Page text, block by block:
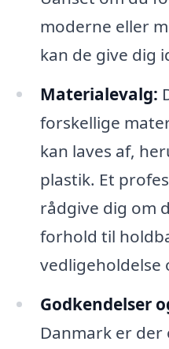
moderne eller
kan de give dig
Materialevalg:
forskellige
kan laves af,
plastik. Et
rådgive dig om
forhold til
vedligeholdelse
Godkendelser
Danmark er